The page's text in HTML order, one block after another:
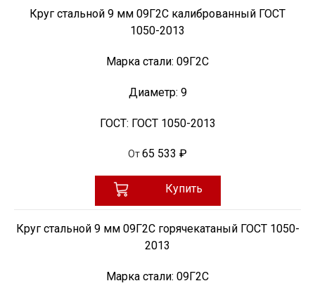
Круг стальной 9 мм 09Г2С калиброванный ГОСТ
1050-2013
Марка стали: 09Г2С
Диаметр: 9
ГОСТ: ГОСТ 1050-2013
От65 533 ₽
Купить
Круг стальной 9 мм 09Г2С горячекатаный ГОСТ 1050-
2013
Марка стали: 09Г2С